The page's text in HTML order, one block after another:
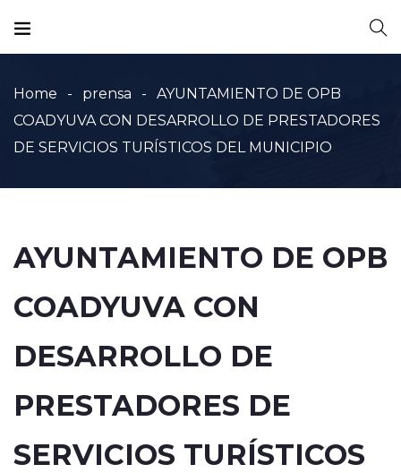
Home prensa
AYUNTAMIENTO DE OPB
COADYUVA CON DESARROLLO DE PRESTADORES
DE SERVICIOS TURÍSTICOS DEL MUNICIPIO
AYUNTAMIENTO DE OPB
COADYUVA CON
DESARROLLO DE
PRESTADORES DE
SERVICIOS TURÍSTICOS